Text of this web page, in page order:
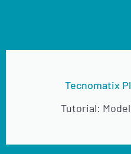
Tecnomatix
Tutorial: